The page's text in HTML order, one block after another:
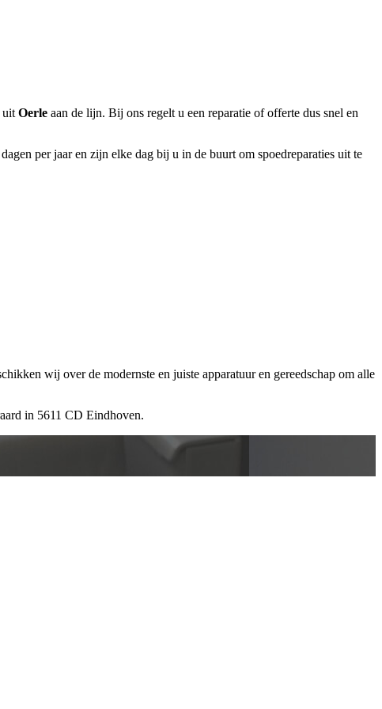
uit Oerle aan de lijn. Bij ons regelt u een reparatie of offerte dus snel en
per jaar en zijn elke dag bij u in de buurt om spoedreparaties uit te
wij over de modernste en juiste apparatuur en gereedschap om alle
in 5611 CD Eindhoven.